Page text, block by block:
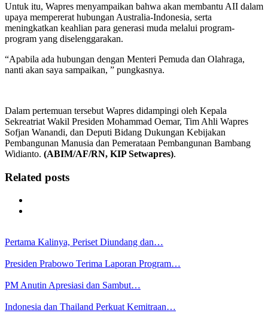
Untuk itu, Wapres menyampaikan bahwa akan membantu AII dalam
upaya mempererat hubungan Australia-Indonesia, serta
meningkatkan keahlian para generasi muda melalui program-
program yang diselenggarakan.
“Apabila ada hubungan dengan Menteri Pemuda dan Olahraga,
nanti akan saya sampaikan, ” pungkasnya.
Dalam pertemuan tersebut Wapres didampingi oleh Kepala
Sekreatriat Wakil Presiden Mohammad Oemar, Tim Ahli Wapres
Sofjan Wanandi, dan Deputi Bidang Dukungan Kebijakan
Pembangunan Manusia dan Pemerataan Pembangunan Bambang
Widianto. (ABIM/AF/RN, KIP Setwapres).
Related posts
Pertama Kalinya, Periset Diundang dan…
Presiden Prabowo Terima Laporan Program…
PM Anutin Apresiasi dan Sambut…
Indonesia dan Thailand Perkuat Kemitraan…